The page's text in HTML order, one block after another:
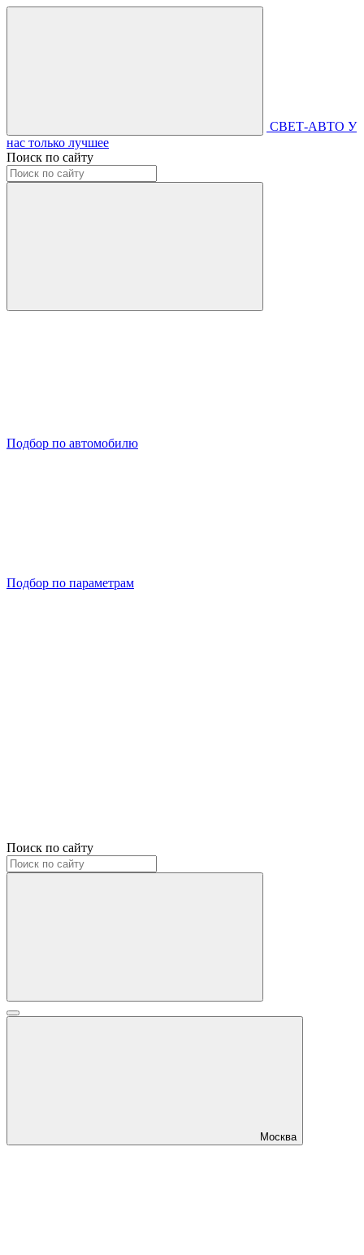
СВЕТ-АВТО У
нас только лучшее
Поиск по сайту
Подбор по автомобилю
Подбор по параметрам
Поиск по сайту
Москва